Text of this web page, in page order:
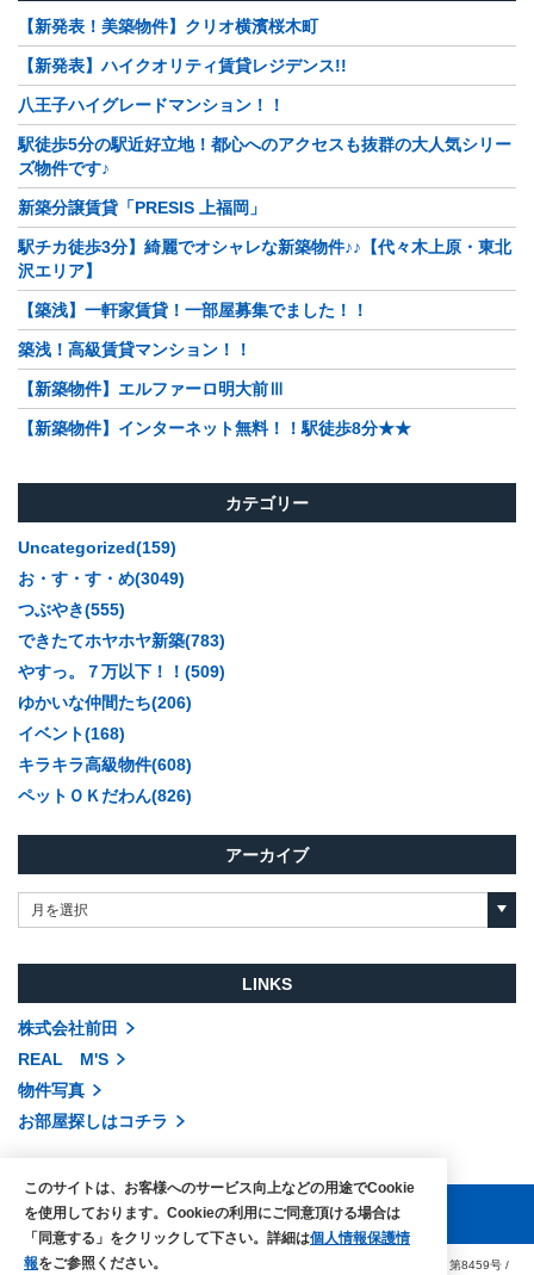
【新発表！美築物件】クリオ横濱桜木町
【新発表】ハイクオリティ賃貸レジデンス!!
八王子ハイグレードマンション！！
駅徒歩5分の駅近好立地！都心へのアクセスも抜群の大人気シリー
ズ物件です♪
新築分譲賃貸「PRESIS 上福岡」
駅チカ徒歩3分】綺麗でオシャレな新築物件♪♪【代々木上原・東北
沢エリア】
【築浅】一軒家賃貸！一部屋募集でました！！
築浅！高級賃貸マンション！！
【新築物件】エルファーロ明大前Ⅲ
【新築物件】インターネット無料！！駅徒歩8分★★
カテゴリー
Uncategorized(159)
お・す・す・め(3049)
つぶやき(555)
できたてホヤホヤ新築(783)
やすっ。７万以下！！(509)
ゆかいな仲間たち(206)
イベント(168)
キラキラ高級物件(608)
ペットＯＫだわん(826)
アーカイブ
月を選択
LINKS
株式会社前田
REAL M'S
物件写真
お部屋探しはコチラ
COPYRIGHTS © MAEDA co.,ltd. ALL RIGHTS RESERVED. 国土交通大臣（3）第8459号 /
このサイトは、お客様へのサービス向上などの用途でCookie
を使用しております。Cookieの利用にご同意頂ける場合は
「同意する」をクリックして下さい。詳細は個人情報保護情
報をご参照ください。